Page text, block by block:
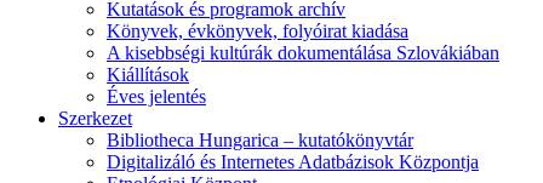
Kutatások és programok archív
Könyvek, évkönyvek, folyóirat kiadása
A kisebbségi kultúrák dokumentálása Szlovákiában
Kiállítások
Éves jelentés
Szerkezet
Bibliotheca Hungarica – kutatókönyvtár
Digitalizáló és Internetes Adatbázisok Központja